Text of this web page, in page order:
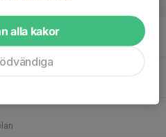
alla kakor